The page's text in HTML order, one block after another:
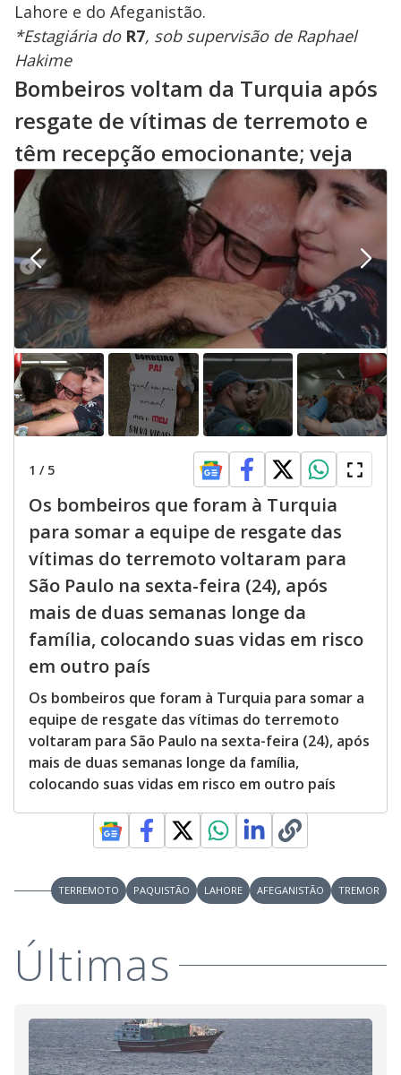
Lahore e do Afeganistão.
*Estagiária do R7, sob supervisão de Raphael
Hakime
Bombeiros voltam da Turquia após
resgate de vítimas de terremoto e
têm recepção emocionante; veja
1 / 5
Os bombeiros que foram à Turquia
para somar a equipe de resgate das
vítimas do terremoto voltaram para
São Paulo na sexta-feira (24), após
mais de duas semanas longe da
família, colocando suas vidas em risco
em outro país
Os bombeiros que foram à Turquia para somar a
equipe de resgate das vítimas do terremoto
voltaram para São Paulo na sexta-feira (24), após
mais de duas semanas longe da família,
colocando suas vidas em risco em outro país
TERREMOTO PAQUISTÃO LAHORE AFEGANISTÃO TREMOR
Últimas